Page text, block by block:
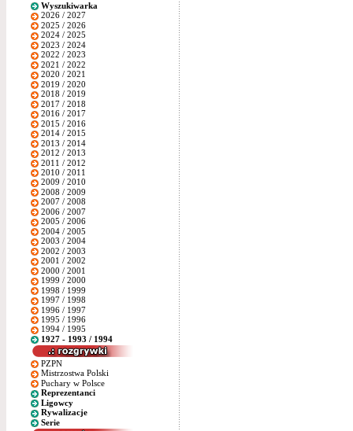
Wyszukiwarka
2026 / 2027
2025 / 2026
2024 / 2025
2023 / 2024
2022 / 2023
2021 / 2022
2020 / 2021
2019 / 2020
2018 / 2019
2017 / 2018
2016 / 2017
2015 / 2016
2014 / 2015
2013 / 2014
2012 / 2013
2011 / 2012
2010 / 2011
2009 / 2010
2008 / 2009
2007 / 2008
2006 / 2007
2005 / 2006
2004 / 2005
2003 / 2004
2002 / 2003
2001 / 2002
2000 / 2001
1999 / 2000
1998 / 1999
1997 / 1998
1996 / 1997
1995 / 1996
1994 / 1995
1927 - 1993 / 1994
PZPN
Mistrzostwa Polski
Puchary w Polsce
Reprezentanci
Ligowcy
Rywalizacje
Serie